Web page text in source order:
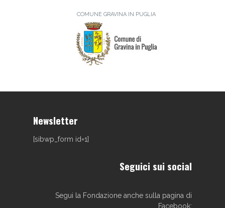
COMUNE GRAVINA IN PUGLIA
Newsletter
[sibwp_form id=1]
Seguici sui social
Segui la Fondazione anche sulla pagina di
Facebook: